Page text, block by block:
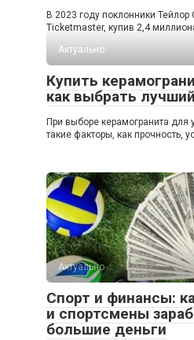
В 2023 году поклонники
Ticketmaster, купив 2,4
Актуально
Купить
как выбрать
При выборе керамогранита для
такие факторы, как прочность,
Актуально
Спорт и финансы:
и спортсмены
большие деньги